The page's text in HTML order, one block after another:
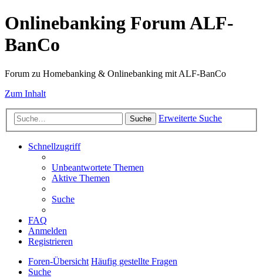
Onlinebanking Forum ALF-
BanCo
Forum zu Homebanking & Onlinebanking mit ALF-BanCo
Zum Inhalt
Suche Erweiterte Suche
Schnellzugriff
Unbeantwortete Themen
Aktive Themen
Suche
FAQ
Anmelden
Registrieren
Foren-Übersicht Häufig gestellte Fragen
Suche